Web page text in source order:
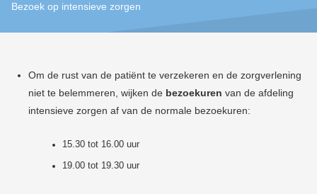
Bezoek op intensieve zorgen
Om de rust van de patiënt te verzekeren en de zorgverlening
niet te belemmeren, wijken de bezoekuren van de afdeling
intensieve zorgen af van de normale bezoekuren:
15.30 tot 16.00 uur
19.00 tot 19.30 uur